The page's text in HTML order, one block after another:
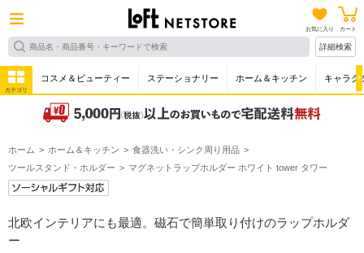
お気に入り カート
詳細検索
カテゴリ
コスメ＆ビューティー ステーショナリー ホーム＆キッチン キャラク
ホーム ホーム＆キッチン
食器洗い・シンク周り用品
ツールスタンド・ホルダー
マグネットラップホルダー ホワイト tower タワー
北欧インテリアにも最適。磁石で簡単取り付けのラップホルダ
ー